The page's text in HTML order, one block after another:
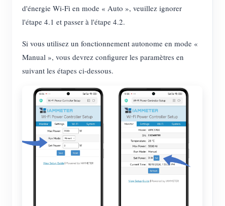
d'énergie Wi-Fi en mode « Auto », veuillez ignorer
l'étape 4.1 et passer à l'étape 4.2.
Si vous utilisez un fonctionnement autonome en mode «
Manual », vous devrez configurer les paramètres en
suivant les étapes ci-dessous.